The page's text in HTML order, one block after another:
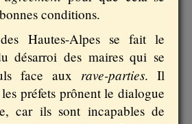
conditions.
Hautes-Alpes se fait le
désarroi des maires qui se
face aux rave-parties. Il
préfets prônent le dialogue
car ils sont incapables de